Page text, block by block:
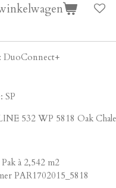
SP
532 WP 5818 Oak
à 2,542 m2
PAR1702015_5818